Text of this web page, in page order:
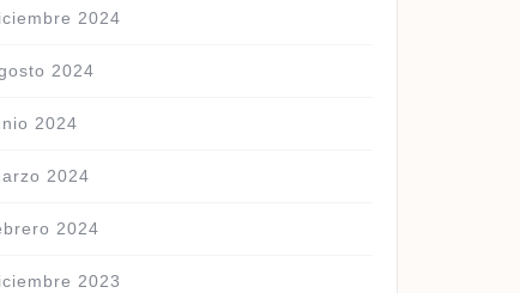
2024
2024
2024
2024
2024
2023